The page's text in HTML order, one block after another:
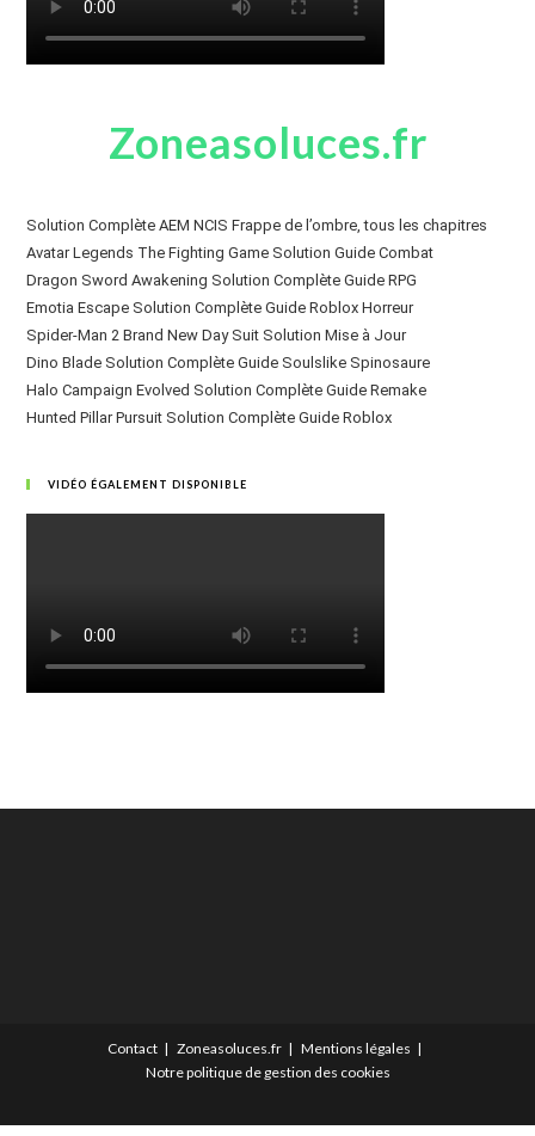
Zoneasoluces.fr
Solution Complète AEM NCIS Frappe de l’ombre, tous les chapitres
Avatar Legends The Fighting Game Solution Guide Combat
Dragon Sword Awakening Solution Complète Guide RPG
Emotia Escape Solution Complète Guide Roblox Horreur
Spider-Man 2 Brand New Day Suit Solution Mise à Jour
Dino Blade Solution Complète Guide Soulslike Spinosaure
Halo Campaign Evolved Solution Complète Guide Remake
Hunted Pillar Pursuit Solution Complète Guide Roblox
VIDÉO ÉGALEMENT DISPONIBLE
Contact Zoneasoluces.fr
Mentions légales
Notre politique de gestion des cookies